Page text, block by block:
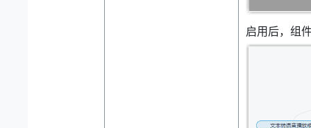
启用后，组